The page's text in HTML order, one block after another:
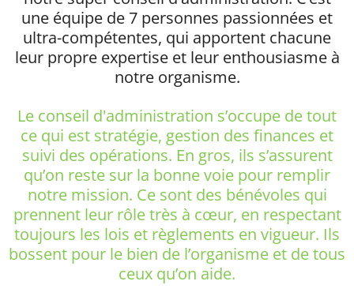
une équipe de 7 personnes passionnées et
ultra-compétentes, qui apportent chacune
leur propre expertise et leur enthousiasme à
notre organisme.
Le conseil d'administration s’occupe de tout
ce qui est stratégie, gestion des finances et
suivi des opérations. En gros, ils s’assurent
qu’on reste sur la bonne voie pour remplir
notre mission. Ce sont des bénévoles qui
prennent leur rôle très à cœur, en respectant
toujours les lois et règlements en vigueur. Ils
bossent pour le bien de l’organisme et de tous
ceux qu’on aide.